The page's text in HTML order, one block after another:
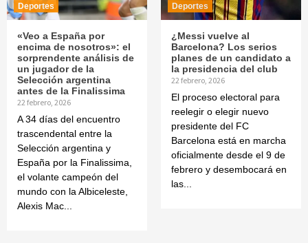
Deportes
«Veo a España por
encima de nosotros»: el
sorprendente análisis de
un jugador de la
Selección argentina
antes de la Finalissima
22 febrero, 2026
A 34 días del encuentro
trascendental entre la
Selección argentina y
España por la Finalissima,
el volante campeón del
mundo con la Albiceleste,
Alexis Mac...
Deportes
¿Messi vuelve al
Barcelona? Los serios
planes de un candidato a
la presidencia del club
22 febrero, 2026
El proceso electoral para
reelegir o elegir nuevo
presidente del FC
Barcelona está en marcha
oficialmente desde el 9 de
febrero y desembocará en
las...